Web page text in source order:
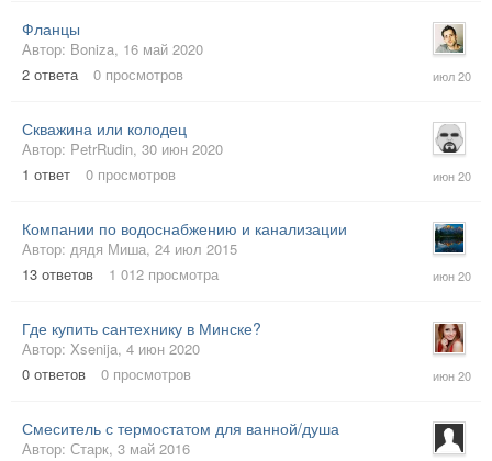
Фланцы
Автор: Boniza, 16 май 2020
2 ответа 0 просмотров
июл
Скважина или колодец
Автор: PetrRudin, 30 июн 2020
1 ответ 0 просмотров
июн
Компании по водоснабжению и канализации
Автор: дядя Миша, 24 июл 2015
13 ответов 1 012 просмотра
июн
Где купить сантехнику в Минске?
Автор: Xsenija, 4 июн 2020
0 ответов 0 просмотров
июн
Смеситель с термостатом для ванной/душа
Автор: Старк, 3 май 2016